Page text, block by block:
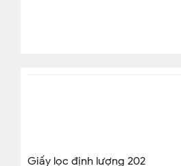
Giấy lọc định lượng 202